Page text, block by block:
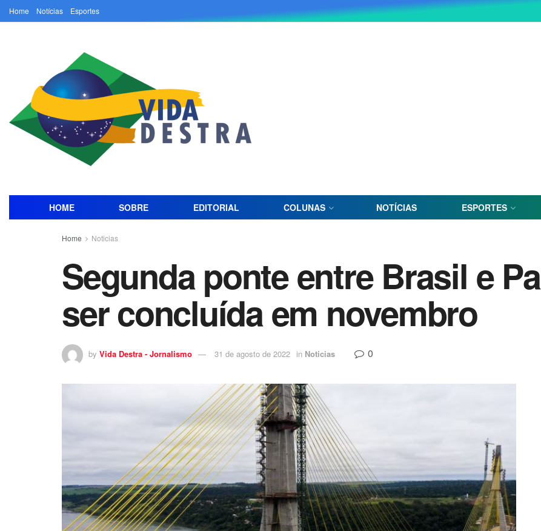
Home Notícias Esportes
HOME SOBRE EDITORIAL COLUNAS NOTÍCIAS ESPORTES
Home Noticias
Segunda ponte entre Brasil e
ser concluída em novembro
by Vida Destra - Jornalismo 31 de agosto de 2022 in Noticias 0